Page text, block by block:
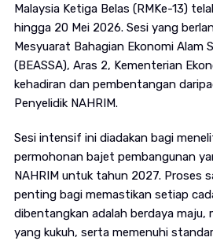
Malaysia Ketiga Belas (RMKe-13)
hingga 20 Mei 2026. Sesi yang
Mesyuarat Bahagian Ekonomi Alam
(BEASSA), Aras 2, Kementerian
kehadiran dan pembentangan
Penyelidik NAHRIM.
Sesi intensif ini diadakan bagi
permohonan bajet pembangunan
NAHRIM untuk tahun 2027. Proses
penting bagi memastikan setiap
dibentangkan adalah berdaya maju,
yang kukuh, serta memenuhi